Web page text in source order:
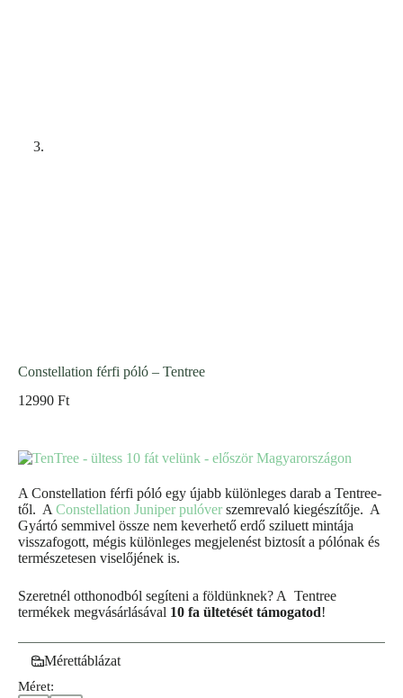
Constellation férfi póló – Tentree
12990 Ft
A Constellation férfi póló egy újabb különleges darab a Tentree-
től. A Constellation Juniper pulóver szemrevaló kiegészítője. A
Gyártó semmivel össze nem keverhető erdő sziluett mintája
visszafogott, mégis különleges megjelenést biztosít a pólónak és
természetesen viselőjének is.
Szeretnél otthonodból segíteni a földünknek? A Tentree
termékek megvásárlásával 10 fa ültetését támogatod!
Mérettáblázat
Méret: